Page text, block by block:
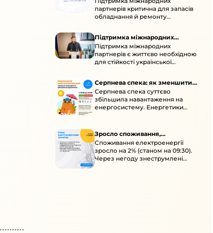
підтримка для стійкості
енергосистеми
партнерів критична для запасів
обладнання й ремонту
Підтримка міжнародних
партнерів для стійкості
енергосистеми
Підтримка міжнародних
партнерів є життєво необхідною
для стійкості української
наступної зими.
Серпнева спека: як зменшити
навантаження
Серпнева спека суттєво
збільшила навантаження на
енергосистему. Енергетики
ощадливо споживати.
Зросло споживання,
знеструмлення через негоду й
атаки
Споживання електроенергії
зросло на 2% (станом на 09:30).
Через негоду знеструмлені
понад 70 населених пунктів.